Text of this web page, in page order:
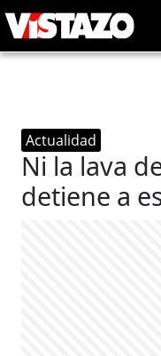
Actualidad
Ni la lava
detiene a